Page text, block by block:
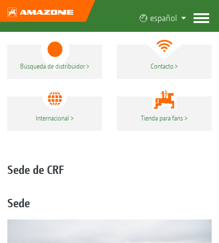
español
Búsqueda de distribuidor Contacto
Internacional Tienda para fans
Sede de CRF
Sede